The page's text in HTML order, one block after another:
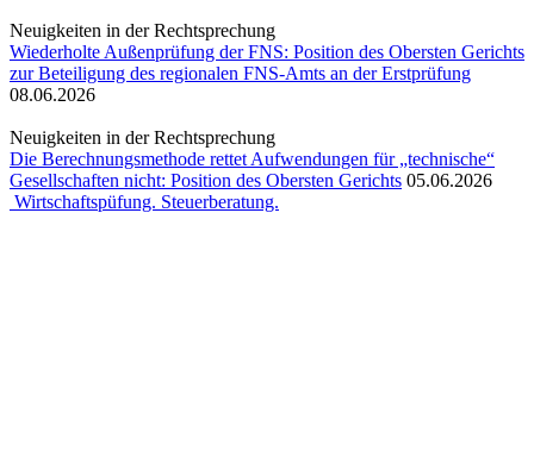
Neuigkeiten in der Rechtsprechung
Wiederholte Außenprüfung der FNS: Position des Obersten Gerichts
zur Beteiligung des regionalen FNS-Amts an der Erstprüfung
08.06.2026
Neuigkeiten in der Rechtsprechung
Die Berechnungsmethode rettet Aufwendungen für „technische“
Gesellschaften nicht: Position des Obersten Gerichts 05.06.2026
Wirtschaftspüfung. Steuerberatung.